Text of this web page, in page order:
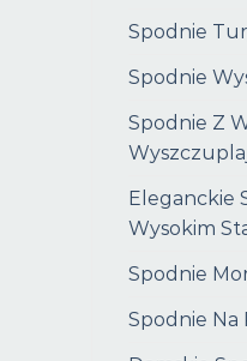
Spodnie
Spodnie
Spodnie Z
Eleganckie
Wysokim
Spodnie
Spodnie Na